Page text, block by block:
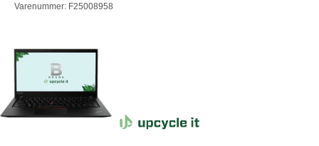
Varenummer: F25008958